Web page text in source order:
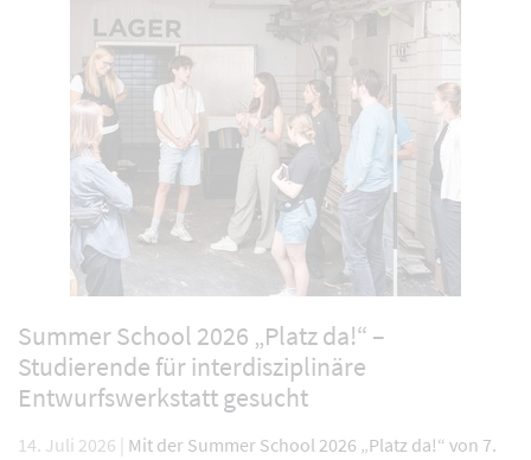
Summer School 2026 „Platz da!“ –
Studierende für interdisziplinäre
Entwurfswerkstatt gesucht
14. Juli 2026 | Mit der Summer School 2026 „Platz da!“ von 7.